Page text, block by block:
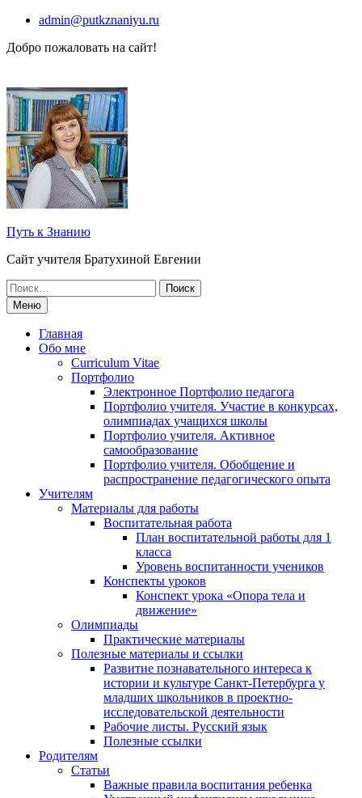
Перейти
содержимому
admin@putkznaniyu.ru
Добро пожаловать на сайт!
Путь к Знанию
Сайт учителя Братухиной Евгении
Поиск
по:Меню
Главная
Обо мне
Curriculum Vitae
Портфолио
Электронное Портфолио педагога
Портфолио учителя. Участие в конкурсах,
олимпиадах учащихся школы
Портфолио учителя. Активное
самообразование
Портфолио учителя. Обобщение и
распространение педагогического опыта
Учителям
Материалы для работы
Воспитательная работа
План воспитательной работы для 1
класса
Уровень воспитанности учеников
Конспекты уроков
Конспект урока «Опора тела и
движение»
Олимпиады
Практические материалы
Полезные материалы и ссылки
Развитие познавательного интереса к
истории и культуре Санкт-Петербурга у
младших школьников в проектно-
исследовательской деятельности
Рабочие листы. Русский язык
Полезные ссылки
Родителям
Статьи
Важные правила воспитания ребенка